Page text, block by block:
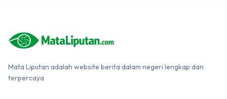
Mata Liputan adalah website berita dalam negeri lengkap dan
terpercaya